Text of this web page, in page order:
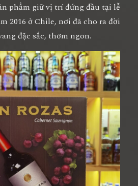
phẩm giữ vị trí đứng đầu tại lễ
2016 ở Chile, nơi đã cho ra đời
đặc sắc, thơm ngon.